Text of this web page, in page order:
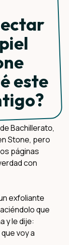
este
Bachillerato,
Stone, pero
páginas
con
exfoliante
que
y le dije:
voy a